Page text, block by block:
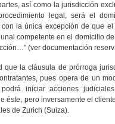
así como la jurisdicción
legal, será el
la única excepción de que
competente en el domicilio
(ver documentación
que la cláusula de prórroga
pues opera de un
iniciar acciones
éste, pero inversamente el
de Zurich (Suiza).